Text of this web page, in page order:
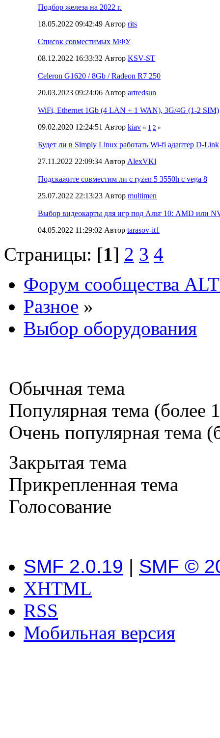
Подбор железа на 2022 г.
18.05.2022 09:42:49 Автор rits
Список совместимых МФУ
08.12.2022 16:33:32 Автор KSV-ST
Celeron G1620 / 8Gb / Radeon R7 250
20.03.2023 09:24:06 Автор artredsun
WiFi, Ethernet 1Gb (4 LAN + 1 WAN), 3G/4G (1-2 SIM)
09.02.2020 12:24:51 Автор kiav « 1 2 »
Будет ли в Simply Linux работать Wi-fi адаптер D-
27.11.2022 22:09:34 Автор AlexVKl
Подскажите совместим ли с ryzen 5 3550h c vega 8
25.07.2022 22:13:23 Автор multimen
Выбор видеокарты для игр под Альт 10: AMD или
04.05.2022 11:29:02 Автор tarasov-it1
Страницы: [1] 2 3 4
Форум сообщества
Разное »
Выбор оборудования
Обычная тема
Популярная тема (более
Очень популярная тема
Закрытая тема
Прикрепленная тема
Голосование
SMF 2.0.19 | SMF ©
XHTML
RSS
Мобильная версия